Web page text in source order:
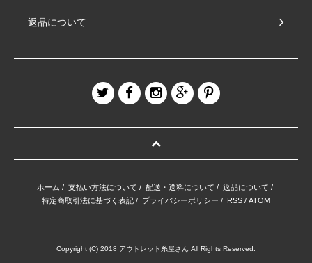
返品について
ホーム / 支払い方法について / 配送・送料について / 返品について /
特定商取引法に基づく表記 / プライバシーポリシー / RSS / ATOM
Copyright (C) 2018 アウトレット糸屋さん All Rights Reserved.